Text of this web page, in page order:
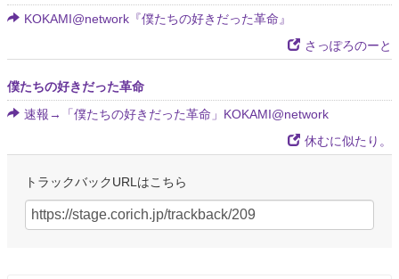
KOKAMI@network『僕たちの好きだった革命』
さっぽろのーと
僕たちの好きだった革命
速報→「僕たちの好きだった革命」KOKAMI@network
休むに似たり。
トラックバックURLはこちら